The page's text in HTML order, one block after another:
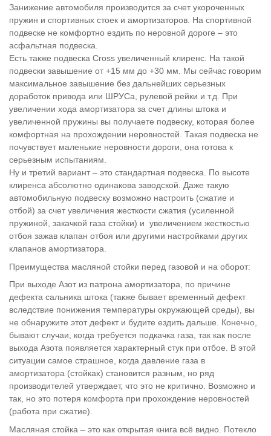
Занижение автомобиля производится за счет укороченных
пружин и спортивных стоек и амортизаторов. На спортивной
подвеске не комфортно ездить по неровной дороге – это
асфальтная подвеска.
Есть также подвеска Cross увеличенный клиренс. На такой
подвески завышение от +15 мм до +30 мм. Мы сейчас говорим
максимальное завышение без дальнейших серьезных
доработок привода или ШРУСа, рулевой рейки и т.д. При
увеличении хода амортизатора за счет длины штока и
увеличенной пружины вы получаете подвеску, которая более
комфортная на прохождении неровностей. Такая подвеска не
почувствует маленькие неровности дороги, она готова к
серьезным испытаниям.
Ну и третий вариант – это стандартная подвеска. По высоте
клиренса абсолютно одинакова заводской. Даже такую
автомобильную подвеску возможно настроить (сжатие и
отбой) за счет увеличения жесткости сжатия (усиленной
пружиной, закачкой газа стойки) и увеличением жесткостью
отбоя зажав клапан отбоя или другими настройками других
клапанов амортизатора.
Преимущества масляной стойки перед газовой и на оборот:
При выходе Азот из патрона амортизатора, по причине
дефекта сальника штока (также бывает временный дефект
вследствие понижения температуры окружающей среды), вы
не обнаружите этот дефект и будите ездить дальше. Конечно,
бывают случаи, когда требуется подкачка газа, так как после
выхода Азота появляется характерный стук при отбое. В этой
ситуации самое страшное, когда давление газа в
амортизатора (стойках) становится разным, но ряд
производителей утверждает, что это не критично. Возможно и
так, но это потеря комфорта при прохождение неровностей
(работа при сжатие).
Масляная стойка – это как открытая книга всё видно. Потекло